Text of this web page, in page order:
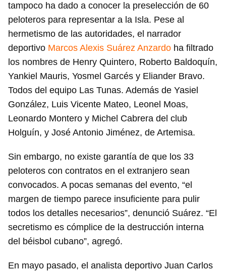
tampoco ha dado a conocer la preselección de 60
peloteros para representar a la Isla. Pese al
hermetismo de las autoridades, el narrador
deportivo Marcos Alexis Suárez Anzardo ha filtrado
los nombres de Henry Quintero, Roberto Baldoquín,
Yankiel Mauris, Yosmel Garcés y Eliander Bravo.
Todos del equipo Las Tunas. Además de Yasiel
González, Luis Vicente Mateo, Leonel Moas,
Leonardo Montero y Michel Cabrera del club
Holguín, y José Antonio Jiménez, de Artemisa.
Sin embargo, no existe garantía de que los 33
peloteros con contratos en el extranjero sean
convocados. A pocas semanas del evento, “el
margen de tiempo parece insuficiente para pulir
todos los detalles necesarios”, denunció Suárez. “El
secretismo es cómplice de la destrucción interna
del béisbol cubano”, agregó.
En mayo pasado, el analista deportivo Juan Carlos